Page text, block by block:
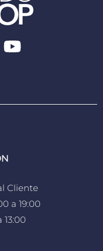
Cliente
a 19:00
13:00